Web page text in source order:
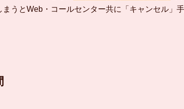
まうとWeb・コールセンター共に「キャンセル」